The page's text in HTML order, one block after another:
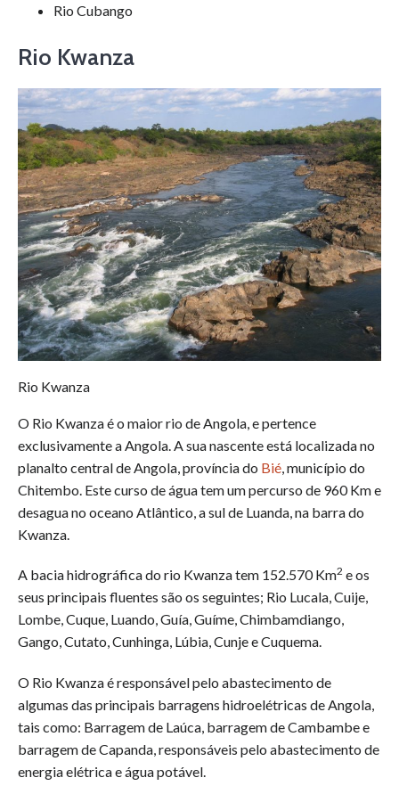
Rio Cubango
Rio Kwanza
Rio Kwanza
O Rio Kwanza é o maior rio de Angola, e pertence
exclusivamente a Angola. A sua nascente está localizada no
planalto central de Angola, província do Bié , município do
Chitembo. Este curso de água tem um percurso de 960 Km e
desagua no oceano Atlântico, a sul de Luanda, na barra do
Kwanza.
A bacia hidrográfica do rio Kwanza tem 152.570 Km2 e os
seus principais fluentes são os seguintes; Rio Lucala, Cuije,
Lombe, Cuque, Luando, Guía, Guíme, Chimbamdiango,
Gango, Cutato, Cunhinga, Lúbia, Cunje e Cuquema.
O Rio Kwanza é responsável pelo abastecimento de
algumas das principais barragens hidroelétricas de Angola,
tais como: Barragem de Laúca, barragem de Cambambe e
barragem de Capanda, responsáveis pelo abastecimento de
energia elétrica e água potável.